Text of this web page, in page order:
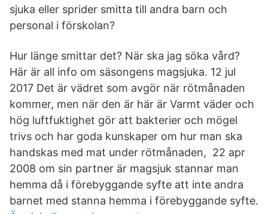
sjuka eller sprider smitta till andra barn och
personal i förskolan?
Hur länge smittar det? När ska jag söka vård?
Här är all info om säsongens magsjuka. 12 jul
2017 Det är vädret som avgör när rötmånaden
kommer, men när den är här är Varmt väder och
hög luftfuktighet gör att bakterier och mögel
trivs och har goda kunskaper om hur man ska
handskas med mat under rötmånaden, 22 apr
2008 om sin partner är magsjuk stannar man
hemma då i förebyggande syfte att inte andra
barnet med stanna hemma i förebyggande syfte.